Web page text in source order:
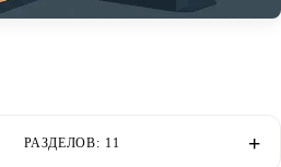
РАЗДЕЛОВ: 11